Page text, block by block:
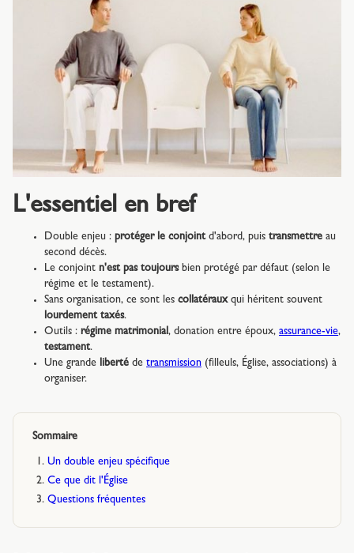
L'essentiel en bref
Double enjeu : protéger le conjointd'abord, puis transmettre au
second décès.
Le conjoint n'est pas toujoursbien protégé par défaut (selon le
régime et le testament).
Sans organisation, ce sont les collatérauxqui héritent souvent
lourdement taxés.
Outils : régime matrimonial, donation entre époux, assurance-vie,
testament.
Une grande liberté de transmission (filleuls, Église, associations) à
organiser.
Sommaire
Un double enjeu spécifique
Ce que dit l'Église
Questions fréquentes